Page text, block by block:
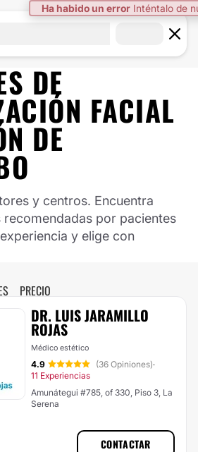
DE
FACIAL
DE
y centros. Encuentra
por pacientes
y elige con
PRECIO
DR. LUIS JARAMILLO
ROJAS
Médico estético
4.9 (36 Opiniones)·
11 Experiencias
Amunátegui #785, of 330, Piso 3, La
Serena
CONTACTAR